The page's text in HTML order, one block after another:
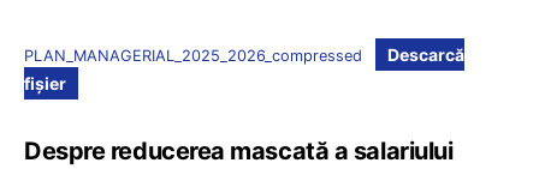
PLAN_MANAGERIAL_2025_2026_compressed
Descarcă
fișier
Despre reducerea mascată a salariului